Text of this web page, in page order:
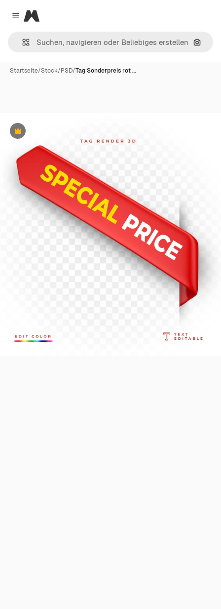
Close menu
Magnific
Nach
Startseite/Stock/PSD/Tag Sonderpreis rot …
Premium